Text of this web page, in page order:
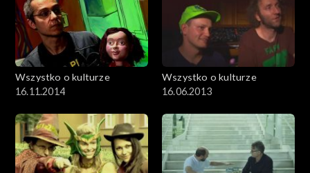
Wszystko o kulturze
16.11.2014
Wszystko o kulturze
16.06.2013